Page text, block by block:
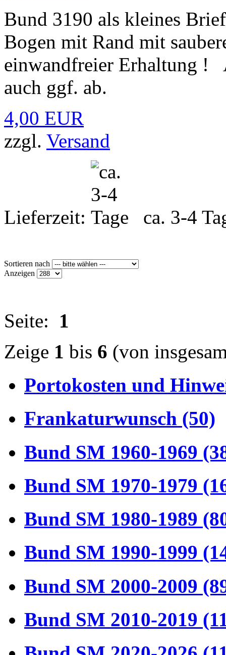
Bund 3190 als kleines
Bogen mit Rand mit
einwandfreier Erhaltung !
auch ggf. ab.
4,00 EUR
zzgl. Versand
Lieferzeit: ca. 3-4
Sortieren nach
Anzeigen
Seite: 1
Zeige 1 bis 6 (von
Portokosten und
Frankaturwunsch (50)
Bund SM 1960-1969
Bund SM 1970-1979
Bund SM 1980-1989
Bund SM 1990-1999
Bund SM 2000-2009
Bund SM 2010-2019